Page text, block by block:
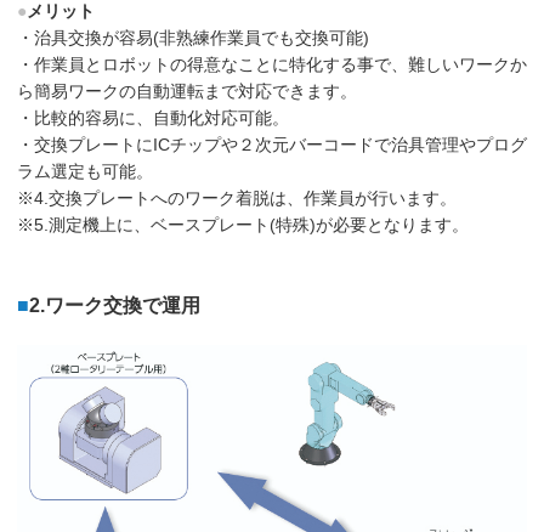
● メリット
・治具交換が容易(非熟練作業員でも交換可能)
・作業員とロボットの得意なことに特化する事で、難しいワークか
ら簡易ワークの自動運転まで対応できます。
・比較的容易に、自動化対応可能。
・交換プレートにICチップや２次元バーコードで治具管理やプログ
ラム選定も可能。
※4.交換プレートへのワーク着脱は、作業員が行います。
※5.測定機上に、ベースプレート(特殊)が必要となります。
■2.ワーク交換で運用